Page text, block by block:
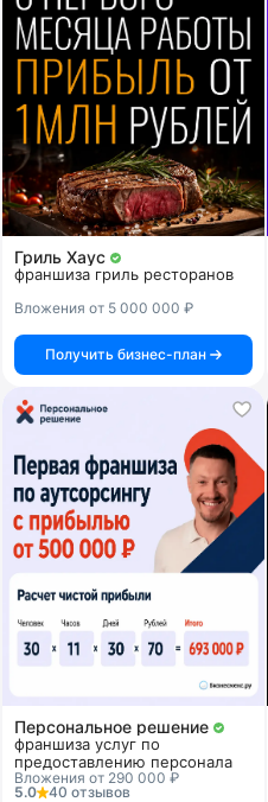
Гриль Хаус
франшиза гриль ресторанов
Вложения от 5 000 000 ₽
Получить бизнес-план
Персональное решение
франшиза услуг по
предоставлению персонала
Вложения от 290 000 ₽
5.0
40 отзывов